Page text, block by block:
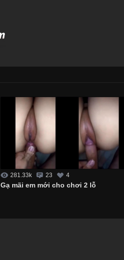
281.33k 23 4
Gạ mãi em mới cho chơi 2 lỗ